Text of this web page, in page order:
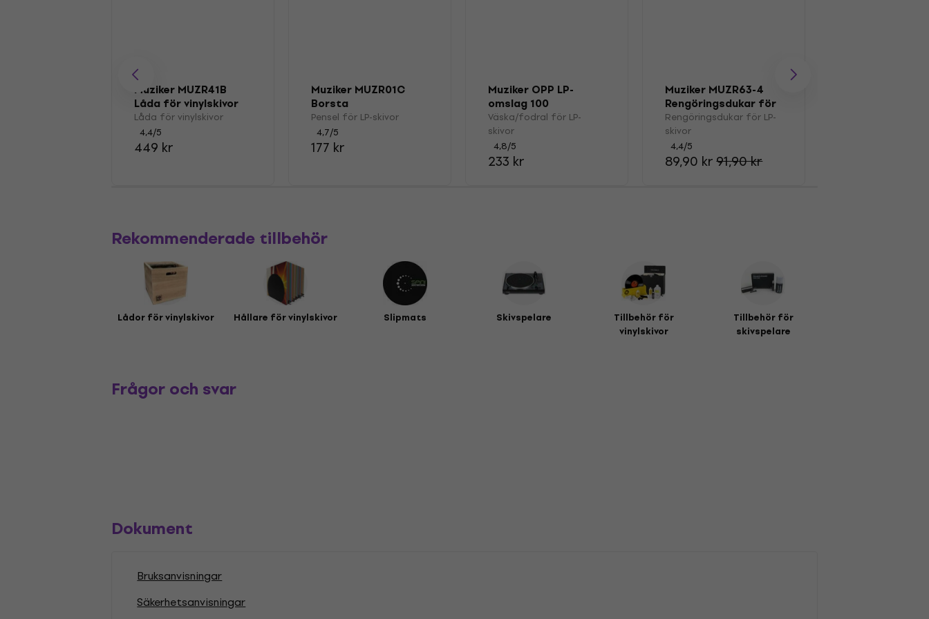
Muziker MUZR41B
Låda för vinylskivor
Låda för vinylskivor
4,4/5
449 kr
Muziker MUZR01C
Borsta
Pensel för LP-skivor
4,7/5
177 kr
Muziker OPP LP-
omslag 100
Väska/fodral för LP-
skivor
4,8/5
233 kr
Muziker MUZR63-4
Rengöringsdukar för
LP-skivor
Rengöringsdukar för LP-
skivor
4,4/5
89,90 kr91,90 kr
Rekommenderade tillbehör
Lådor för vinylskivor Hållare för vinylskivor Slipmats Skivspelare
Tillbehör för
vinylskivor
Tillbehör för
skivspelare
Frågor och svar
Dokument
Bruksanvisningar
Säkerhetsanvisningar